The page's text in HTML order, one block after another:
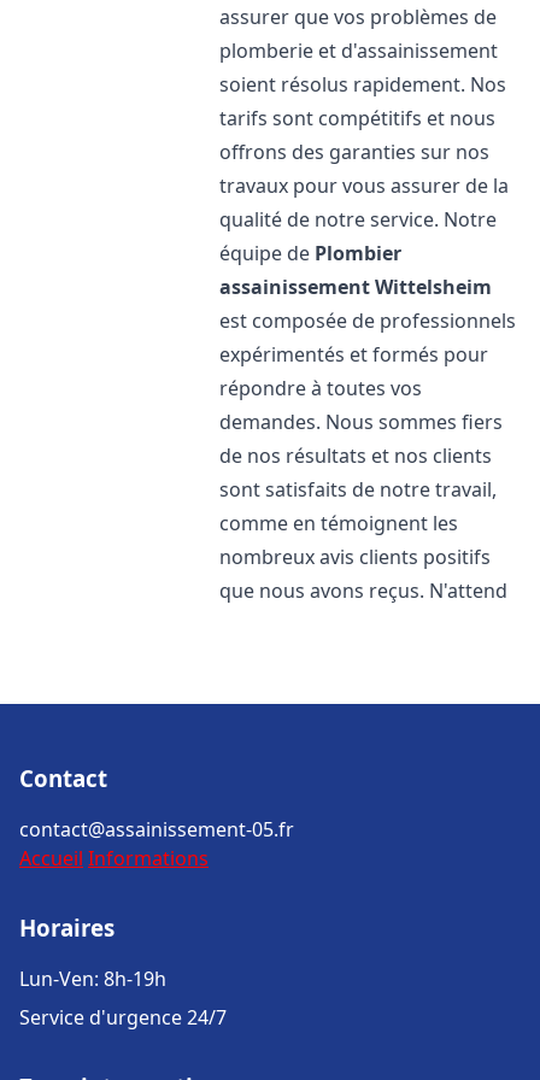
assurer que vos problèmes de
plomberie et d'assainissement
soient résolus rapidement. Nos
tarifs sont compétitifs et nous
offrons des garanties sur nos
travaux pour vous assurer de la
qualité de notre service. Notre
équipe de Plombier
assainissementWittelsheim
est composée de professionnels
expérimentés et formés pour
répondre à toutes vos
demandes. Nous sommes fiers
de nos résultats et nos clients
sont satisfaits de notre travail,
comme en témoignent les
nombreux avis clients positifs
que nous avons reçus. N'attend
Contact
contact@assainissement-05.fr
Accueil Informations
Horaires
Lun-Ven: 8h-19h
Service d'urgence 24/7